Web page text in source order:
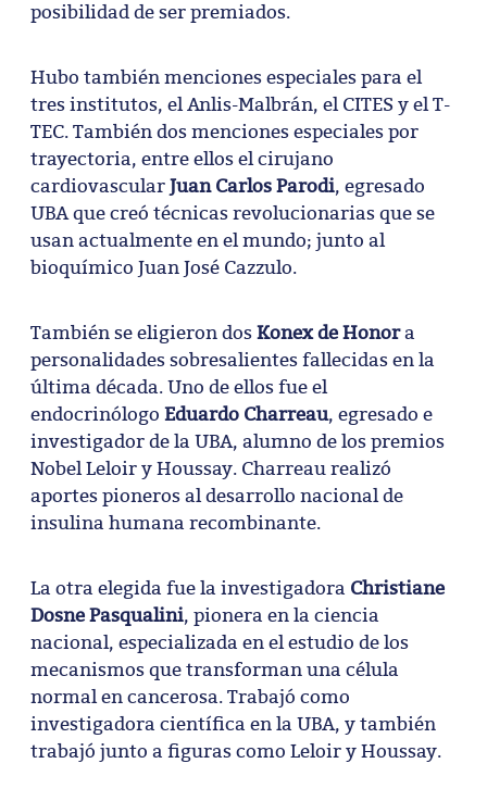
posibilidad de ser premiados.
Hubo también menciones especiales para el
tres institutos, el Anlis-Malbrán, el CITES y el T-
TEC. También dos menciones especiales por
trayectoria, entre ellos el cirujano
cardiovascularJuan Carlos Parodi, egresado
UBA que creó técnicas revolucionarias que se
usan actualmente en el mundo; junto al
bioquímico Juan José Cazzulo.
También se eligieron dosKonex de Honora
personalidades sobresalientes fallecidas en la
última década. Uno de ellos fue el
endocrinólogo Eduardo Charreau, egresado e
investigador de la UBA, alumno de los premios
Nobel Leloir y Houssay. Charreau realizó
aportes pioneros al desarrollo nacional de
insulina humana recombinante.
La otra elegida fue la investigadora Christiane
Dosne Pasqualini, pionera en la ciencia
nacional, especializada en el estudio de los
mecanismos que transforman una célula
normal en cancerosa. Trabajó como
investigadora científica en la UBA, y también
trabajó junto a figuras como Leloir y Houssay.